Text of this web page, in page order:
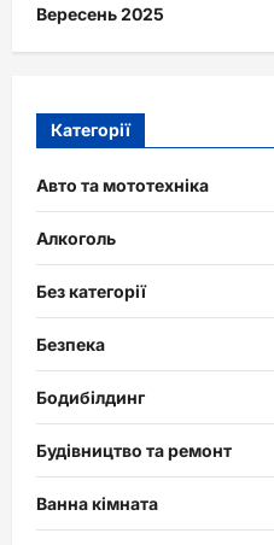
Вересень 2025
Категорії
Авто та мототехніка
Алкоголь
Без категорії
Безпека
Бодибілдинг
Будівництво та ремонт
Ванна кімната